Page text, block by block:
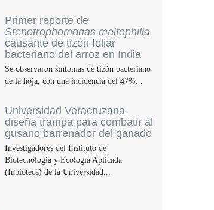
Primer reporte de
Stenotrophomonas maltophilia
causante de tizón foliar
bacteriano del arroz en India
Se observaron síntomas de tizón bacteriano
de la hoja, con una incidencia del 47%...
Universidad Veracruzana
diseña trampa para combatir al
gusano barrenador del ganado
Investigadores del Instituto de
Biotecnología y Ecología Aplicada
(Inbioteca) de la Universidad...